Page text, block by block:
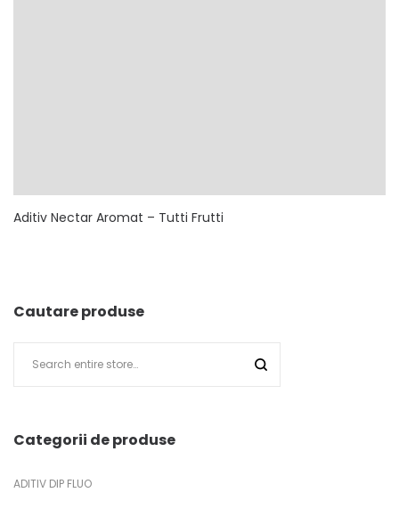
Aditiv Nectar Aromat – Tutti Frutti
Cautare produse
Categorii de produse
ADITIV DIP FLUO